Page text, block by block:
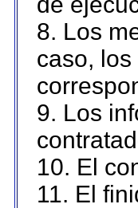
8. Los
caso,
9. Los
10. El
11. El